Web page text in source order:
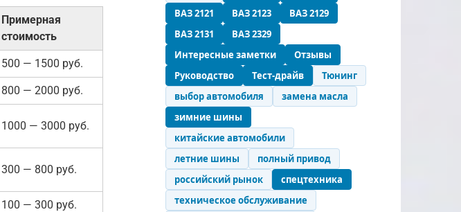
Примерная
стоимость
500 — 1500 руб.
800 — 2000 руб.
1000 — 3000 руб.
300 — 800 руб.
100 — 300 руб.
ВАЗ 2121
ВАЗ 2123
ВАЗ 2129
ВАЗ 2131
ВАЗ 2329
Интересные заметки
Отзывы
Руководство
Тест-драйв
Тюнинг
выбор автомобиля
замена масла
зимние шины
китайские автомобили
летние шины
полный привод
российский рынок
спецтехника
техническое обслуживание